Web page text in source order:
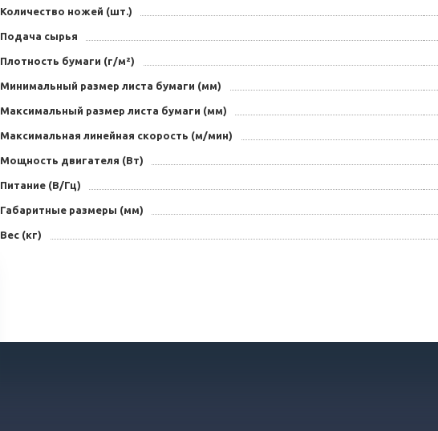
Количество ножей (шт.)
Подача сырья
Плотность бумаги (г/м²)
Минимальный размер листа бумаги (мм)
Максимальный размер листа бумаги (мм)
Максимальная линейная скорость (м/мин)
Мощность двигателя (Вт)
Питание (В/Гц)
Габаритные размеры (мм)
Вес (кг)